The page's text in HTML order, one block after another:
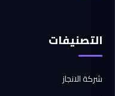
التصنيفات
شركة الانجاز